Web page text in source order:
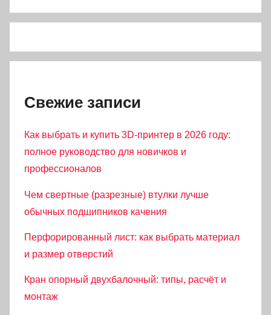
Свежие записи
Как выбрать и купить 3D-принтер в 2026 году:
полное руководство для новичков и
профессионалов
Чем свертные (разрезные) втулки лучше
обычных подшипников качения
Перфорированный лист: как выбрать материал
и размер отверстий
Кран опорный двухбалочный: типы, расчёт и
монтаж